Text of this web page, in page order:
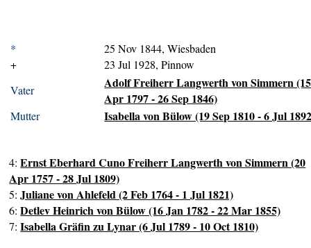
*
25 Nov 1844, Wiesbaden
+
23 Jul 1928, Pinnow
Vater
Adolf Freiherr Langwerth von Simmern (15
Apr 1797 - 26 Sep 1846)
Mutter Isabella von Bülow (19 Sep 1810 - 6 Jul
4:Ernst Eberhard Cuno Freiherr Langwerth von Simmern (20
Apr 1757 - 28 Jul 1809)
5:Juliane von Ahlefeld (2 Feb 1764 - 1 Jul 1821)
6:Detlev Heinrich von Bülow (16 Jan 1782 - 22 Mar 1855)
7:Isabella Gräfin zu Lynar (6 Jul 1789 - 10 Oct 1810)